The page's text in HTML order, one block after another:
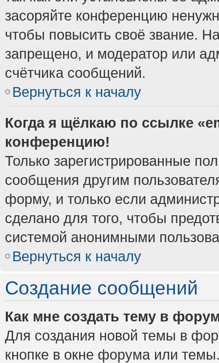
засоряйте конференцию
чтобы повысить своё звание.
запрещено, и модератор или
счётчика сообщений.
Вернуться к началу
Когда я щёлкаю по ссылке
конференцию!
Только зарегистрированные
сообщения другим
форму, и только если
сделано для того, чтобы
системой анонимными
Вернуться к началу
Создание сообщений
Как мне создать тему в
Для создания новой темы в
кнопке в окне форума или